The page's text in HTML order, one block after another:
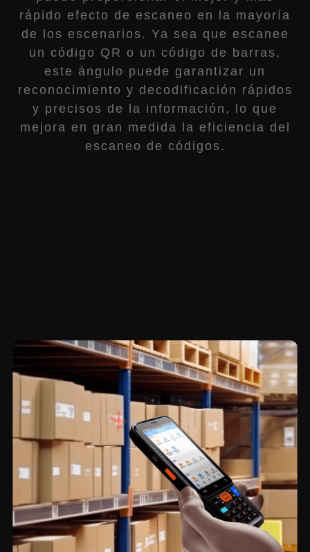
rápido efecto de escaneo en la mayoría
de los escenarios. Ya sea que escanee
un código QR o un código de barras,
este ángulo puede garantizar un
reconocimiento y decodificación rápidos
y precisos de la información, lo que
mejora en gran medida la eficiencia del
escaneo de códigos.